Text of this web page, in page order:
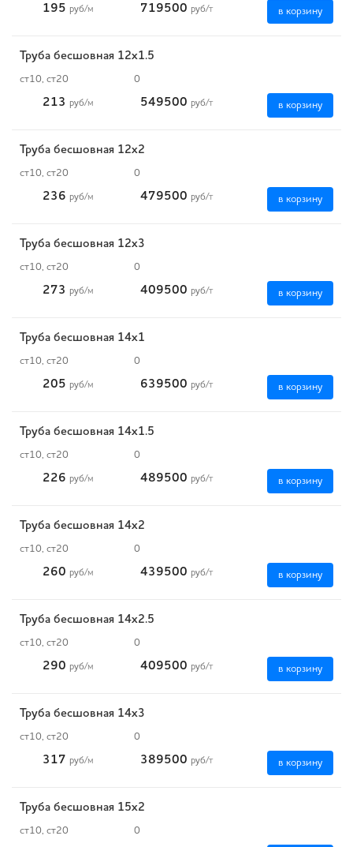
195 руб/м 719500 руб/т в корзину
Труба бесшовная 12х1.5
ст10, ст20 0
213 руб/м 549500 руб/т в корзину
Труба бесшовная 12х2
ст10, ст20 0
236 руб/м 479500 руб/т в корзину
Труба бесшовная 12х3
ст10, ст20 0
273 руб/м 409500 руб/т в корзину
Труба бесшовная 14х1
ст10, ст20 0
205 руб/м 639500 руб/т в корзину
Труба бесшовная 14х1.5
ст10, ст20 0
226 руб/м 489500 руб/т в корзину
Труба бесшовная 14х2
ст10, ст20 0
260 руб/м 439500 руб/т в корзину
Труба бесшовная 14х2.5
ст10, ст20 0
290 руб/м 409500 руб/т в корзину
Труба бесшовная 14х3
ст10, ст20 0
317 руб/м 389500 руб/т в корзину
Труба бесшовная 15х2
ст10, ст20 0